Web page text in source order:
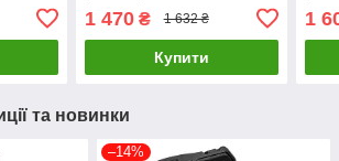
1 470₴ 1 632 ₴
Купити
1
та новинки
–14%